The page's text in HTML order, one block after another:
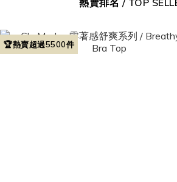
🏆熱賣超過5500件